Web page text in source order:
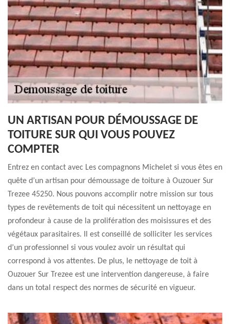
UN ARTISAN POUR DÉMOUSSAGE DE
TOITURE SUR QUI VOUS POUVEZ
COMPTER
Entrez en contact avec Les compagnons Michelet si vous êtes en
quête d’un artisan pour démoussage de toiture à Ouzouer Sur
Trezee 45250. Nous pouvons accomplir notre mission sur tous
types de revêtements de toit qui nécessitent un nettoyage en
profondeur à cause de la prolifération des moisissures et des
végétaux parasitaires. Il est conseillé de solliciter les services
d’un professionnel si vous voulez avoir un résultat qui
correspond à vos attentes. De plus, le nettoyage de toit à
Ouzouer Sur Trezee est une intervention dangereuse, à faire
dans un total respect des normes de sécurité en vigueur.